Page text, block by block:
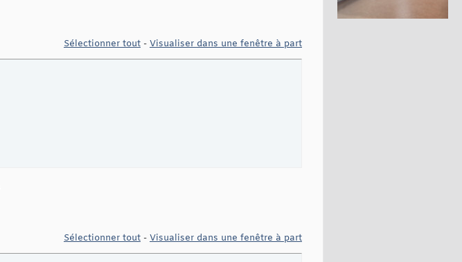
Sélectionner tout - Visualiser dans une fenêtre à part
Sélectionner tout - Visualiser dans une fenêtre à part